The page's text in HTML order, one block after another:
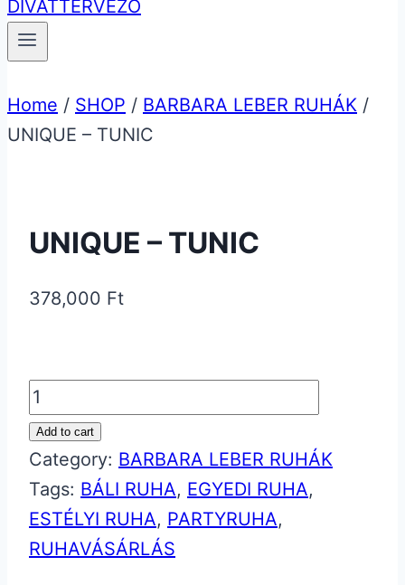
Home / SHOP / BARBARA LEBER RUHÁK /
UNIQUE – TUNIC
UNIQUE – TUNIC
378,000 Ft
UNIQUE
-
TUNIC
quantity
Add to cart
Category: BARBARA LEBER RUHÁK
Tags: BÁLI RUHA, EGYEDI RUHA,
ESTÉLYI RUHA, PARTYRUHA,
RUHAVÁSÁRLÁS